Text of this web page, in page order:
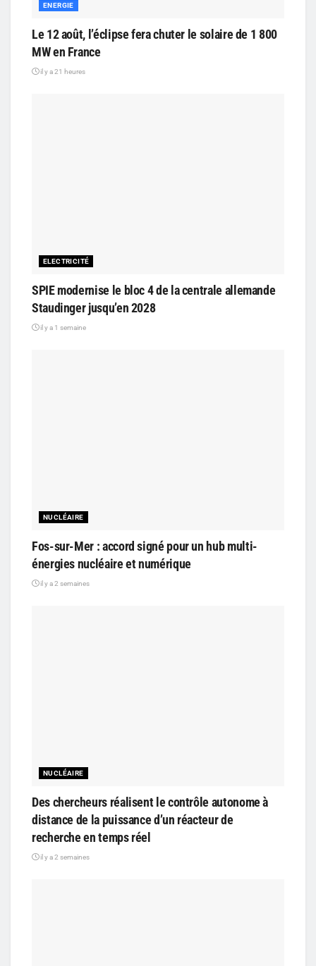
ENERGIE
Le 12 août, l’éclipse fera chuter le solaire de 1 800
MW en France
il y a 21 heures
ELECTRICITÉ
SPIE modernise le bloc 4 de la centrale allemande
Staudinger jusqu’en 2028
il y a 1 semaine
NUCLÉAIRE
Fos-sur-Mer : accord signé pour un hub multi-
énergies nucléaire et numérique
il y a 2 semaines
NUCLÉAIRE
Des chercheurs réalisent le contrôle autonome à
distance de la puissance d’un réacteur de
recherche en temps réel
il y a 2 semaines